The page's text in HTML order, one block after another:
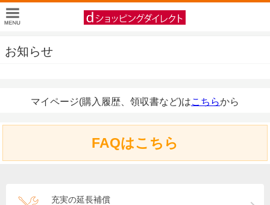
お知らせ
マイページ(購入履歴、領収書など)はこちらから
FAQはこちら
充実の延長補償